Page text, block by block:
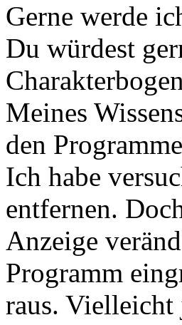
Gerne werde
Du würdest
Meines
den
Ich habe
entfernen.
Anzeige
Programm
raus. Vielleicht